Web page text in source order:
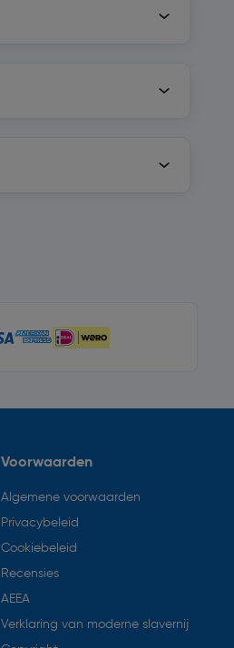
Voorwaarden
Algemene voorwaarden
Privacybeleid
Cookiebeleid
Recensies
AEEA
Verklaring van moderne slavernij